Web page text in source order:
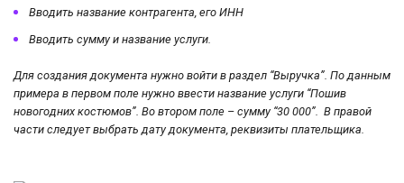
Вводить название контрагента, его ИНН
Вводить сумму и название услуги.
Для создания документа нужно войти в раздел “Выручка”. По данным
примера в первом поле нужно ввести название услуги “Пошив
новогодних костюмов”. Во втором поле – сумму “30 000”. В правой
части следует выбрать дату документа, реквизиты плательщика.